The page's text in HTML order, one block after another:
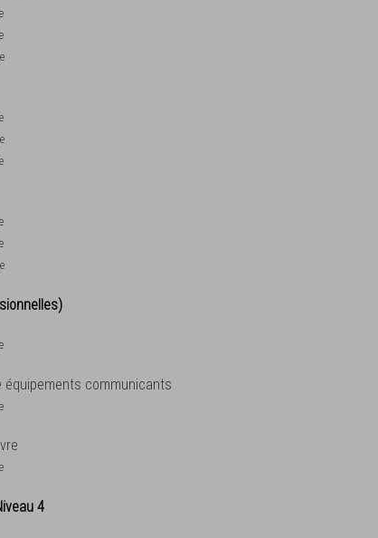
communicants
4